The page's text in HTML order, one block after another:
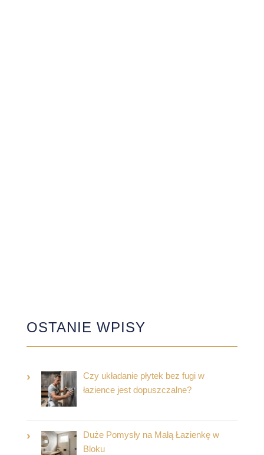
OSTANIE WPISY
Czy układanie płytek bez fugi w
łazience jest dopuszczalne?
Duże Pomysły na Małą Łazienkę w
Bloku